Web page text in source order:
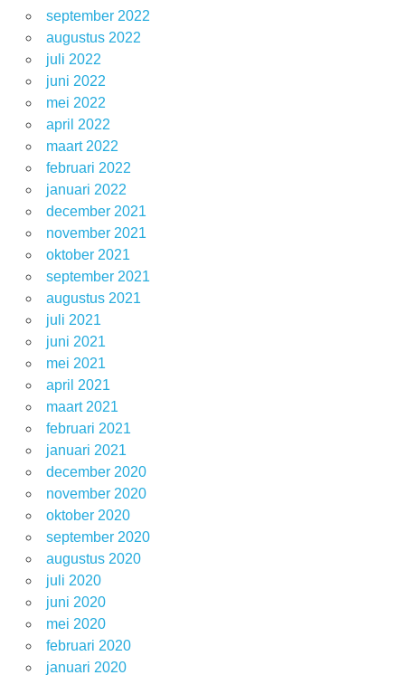
september 2022
augustus 2022
juli 2022
juni 2022
mei 2022
april 2022
maart 2022
februari 2022
januari 2022
december 2021
november 2021
oktober 2021
september 2021
augustus 2021
juli 2021
juni 2021
mei 2021
april 2021
maart 2021
februari 2021
januari 2021
december 2020
november 2020
oktober 2020
september 2020
augustus 2020
juli 2020
juni 2020
mei 2020
februari 2020
januari 2020